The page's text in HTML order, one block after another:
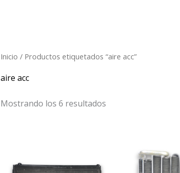
Inicio / Productos etiquetados “aire acc”
aire acc
Mostrando los 6 resultados